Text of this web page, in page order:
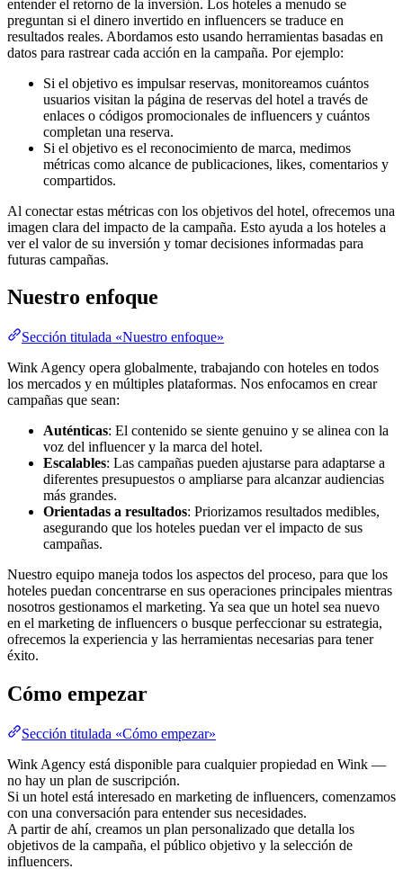
entender el retorno de la inversión. Los hoteles a menudo se
preguntan si el dinero invertido en influencers se traduce en
resultados reales. Abordamos esto usando herramientas basadas en
datos para rastrear cada acción en la campaña. Por ejemplo:
Si el objetivo es impulsar reservas, monitoreamos cuántos
usuarios visitan la página de reservas del hotel a través de
enlaces o códigos promocionales de influencers y cuántos
completan una reserva.
Si el objetivo es el reconocimiento de marca, medimos
métricas como alcance de publicaciones, likes, comentarios y
compartidos.
Al conectar estas métricas con los objetivos del hotel, ofrecemos una
imagen clara del impacto de la campaña. Esto ayuda a los hoteles a
ver el valor de su inversión y tomar decisiones informadas para
futuras campañas.
Nuestro enfoque
Sección titulada «Nuestro enfoque»
Wink Agency opera globalmente, trabajando con hoteles en todos
los mercados y en múltiples plataformas. Nos enfocamos en crear
campañas que sean:
Auténticas: El contenido se siente genuino y se alinea con la
voz del influencer y la marca del hotel.
Escalables: Las campañas pueden ajustarse para adaptarse a
diferentes presupuestos o ampliarse para alcanzar audiencias
más grandes.
Orientadas a resultados: Priorizamos resultados medibles,
asegurando que los hoteles puedan ver el impacto de sus
campañas.
Nuestro equipo maneja todos los aspectos del proceso, para que los
hoteles puedan concentrarse en sus operaciones principales mientras
nosotros gestionamos el marketing. Ya sea que un hotel sea nuevo
en el marketing de influencers o busque perfeccionar su estrategia,
ofrecemos la experiencia y las herramientas necesarias para tener
éxito.
Cómo empezar
Sección titulada «Cómo empezar»
Wink Agency está disponible para cualquier propiedad en Wink —
no hay un plan de suscripción.
Si un hotel está interesado en marketing de influencers, comenzamos
con una conversación para entender sus necesidades.
A partir de ahí, creamos un plan personalizado que detalla los
objetivos de la campaña, el público objetivo y la selección de
influencers.